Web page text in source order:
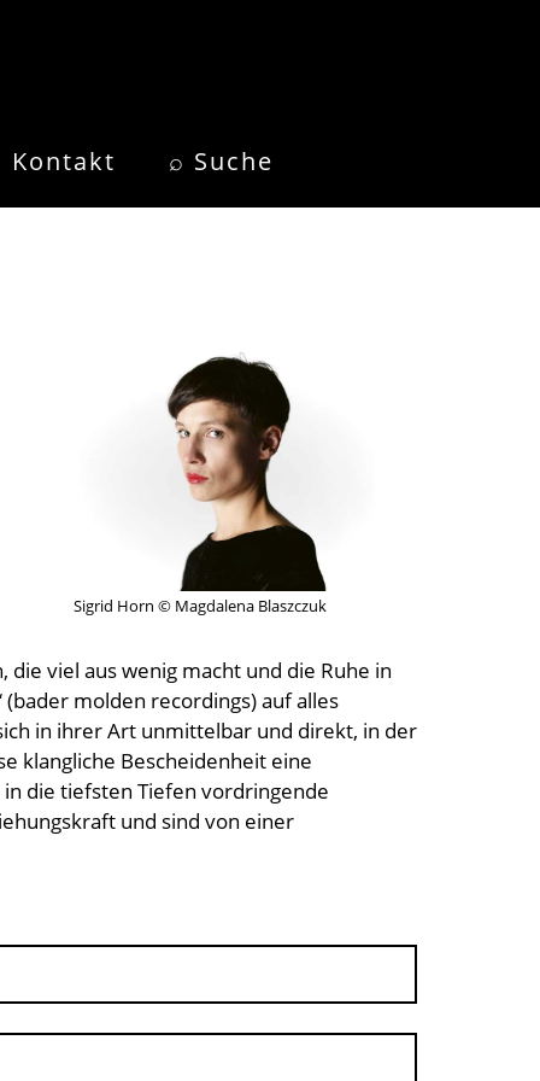
Kontakt ⌕ Suche
Sigrid Horn © Magdalena Blaszczuk
viel aus wenig macht und die Ruhe in
molden recordings) auf alles
in ihrer Art unmittelbar und direkt, in der
klangliche Bescheidenheit eine
die tiefsten Tiefen vordringende
und sind von einer